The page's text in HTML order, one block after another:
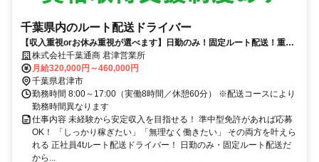
千葉県内のルート配送ドライバー
【収入重視orお休み重視が選べます】日勤のみ！固定ルート配送！重量
物もあります
株式会社千葉通商 君津営業所
月給320,000円～460,000円
千葉県君津市
勤務時間 8:00～17:00（実働8時間／休憩60分） ※配送コースにより
勤務時間異なります
仕事内容 未経験から安定収入を目指せる！ 準中型免許があれば応募
OK！ 「しっかり稼ぎたい」「無理なく働きたい」 その両方を叶えら
れる 正社員4tルート配送ドライバー！ 日勤のみ・固定ルート配送だ
から...